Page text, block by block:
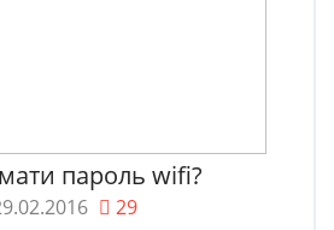
пароль wifi?
29